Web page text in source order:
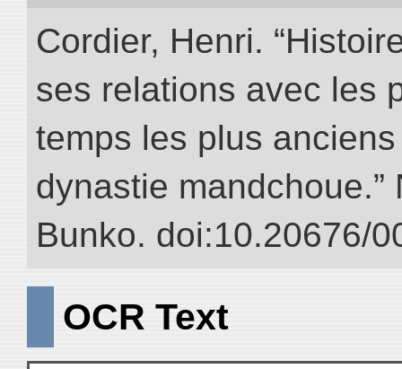
Cordier, Henri.
ses relations avec les
temps les plus
dynastie mandchoue.”
Bunko. doi:10.20676/
OCR Text